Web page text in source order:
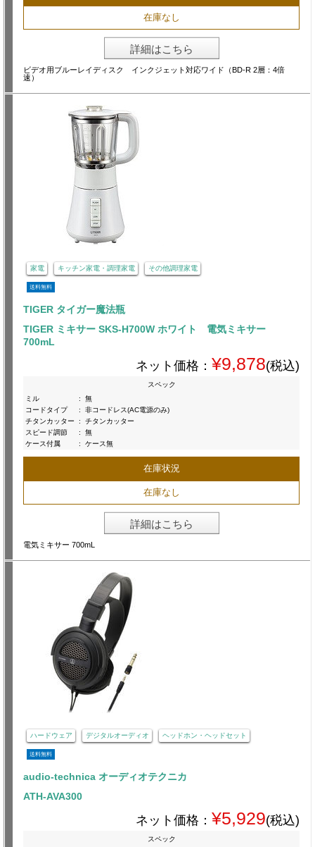
在庫なし
詳細はこちら
ビデオ用ブルーレイディスク インクジェット対応ワイド（BD-R 2層：4倍
速）
家電 キッチン家電・調理家電 その他調理家電
送料無料
TIGER タイガー魔法瓶
TIGER ミキサー SKS-H700W ホワイト 電気ミキサー
700mL
ネット価格： ¥9,878(税込)
スペック
ミル
:
無
コードタイプ
:
非コードレス(AC電源のみ)
チタンカッター
:
チタンカッター
スピード調節
:
無
ケース付属
: ケース無
在庫状況
在庫なし
詳細はこちら
電気ミキサー 700mL
ハードウェア デジタルオーディオ ヘッドホン・ヘッドセット
送料無料
audio-technica オーディオテクニカ
ATH-AVA300
ネット価格： ¥5,929(税込)
スペック